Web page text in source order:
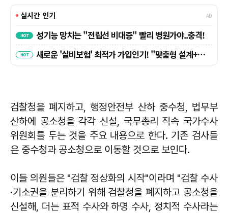
검찰청을 폐지하고, 행정안전부 산하 중수청, 법무부
산하에 공소청을 각각 신설, 국무총리 직속 국가수사
위원회를 두는 것을 주요 내용으로 한다. 기존 검사들
은 중수청과 공소청으로 이동할 것으로 보인다.
이들 의원들은 "검찰 정상화의 시작"이라며 "검찰 수사
·기소권을 분리하기 위해 검찰청을 폐지하고 공소청을
신설해, 더는 표적 수사와 하명 수사, 정치적 수사라는